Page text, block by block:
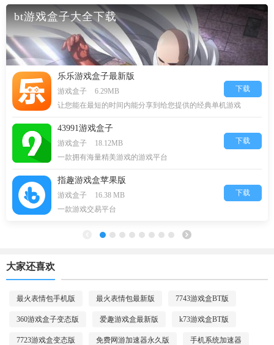
bt游戏盒子大全下载
乐乐游戏盒子最新版
游戏盒子
6.29MB
让您能在最短的时间内能分享到给您提供的经典单机游戏
下载
43991游戏盒子
游戏盒子
18.12MB
一款拥有海量精美游戏的游戏平台
下载
指趣游戏盒苹果版
游戏盒子
16.38 MB
一款游戏交易平台
下载
大家还喜欢
最火表情包手机版 最火表情包最新版 7743游戏盒BT版
360游戏盒子变态版 爱趣游戏盒最新版 k73游戏盒BT版
7723游戏盒变态版 免费网游加速器永久版 手机系统加速器